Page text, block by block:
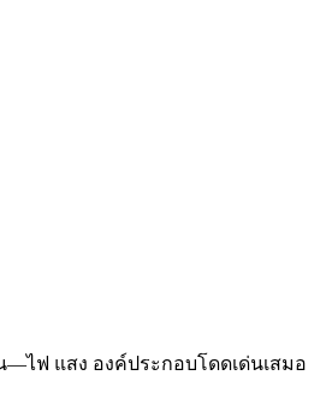
—ไฟ แสง องค์ประกอบโดดเด่นเสมอ